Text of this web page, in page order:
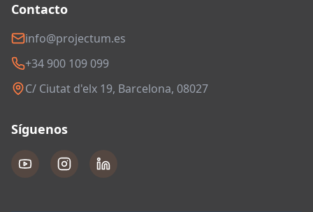
Contacto
info@projectum.es
+34 900 109 099
C/ Ciutat d'elx 19, Barcelona, 08027
Síguenos